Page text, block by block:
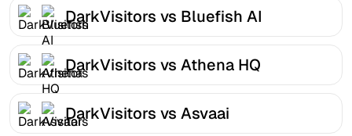
DarkVisitors vs Bluefish AI
DarkVisitors vs Athena HQ
DarkVisitors vs Asvaai